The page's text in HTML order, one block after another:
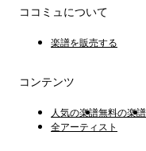
ココミュについて
楽譜を販売する
コンテンツ
人気の楽譜無料の楽譜
全アーティスト